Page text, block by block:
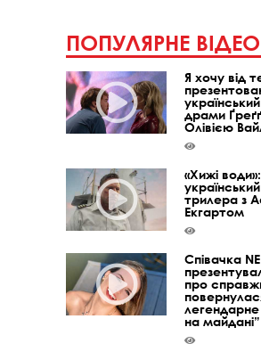
ПОПУЛЯРНЕ ВІДЕО
Я хочу від
драми
Олівією
«Хижі
трилера з
Екгартом
Співачка
про
на майдані”